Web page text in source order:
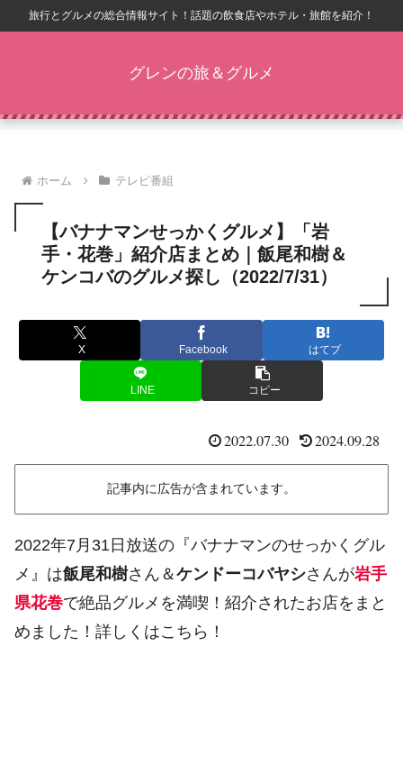
旅行とグルメの総合情報サイト！話題の飲食店やホテル・旅館を紹介！
グレンの旅＆グルメ
ホーム テレビ番組
【バナナマンせっかくグルメ】「岩
手・花巻」紹介店まとめ｜飯尾和樹＆
ケンコバのグルメ探し（2022/7/31）
X Facebook はてブ
LINE コピー
2022.07.30 2024.09.28
記事内に広告が含まれています。
2022年7月31日放送の『バナナマンのせっかくグル
メ』は飯尾和樹さん＆ケンドーコバヤシさんが岩手
県花巻で絶品グルメを満喫！紹介されたお店をまと
めました！詳しくはこちら！